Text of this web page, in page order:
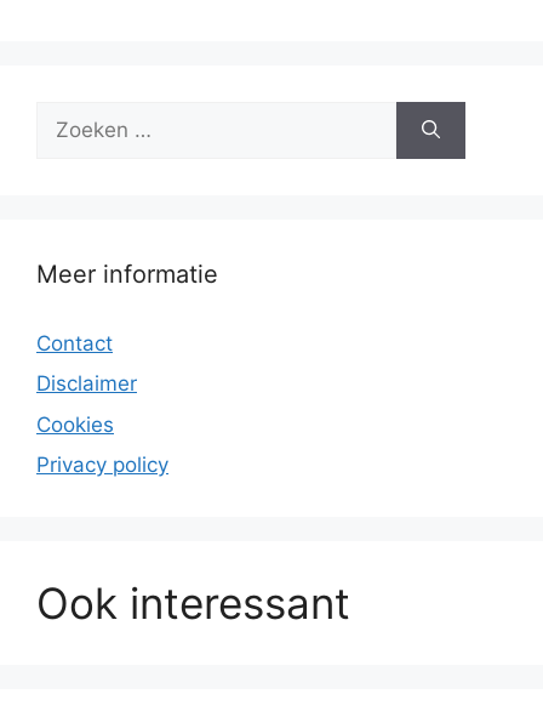
naar:
Meer informatie
Contact
Disclaimer
Cookies
Privacy policy
Ook interessant